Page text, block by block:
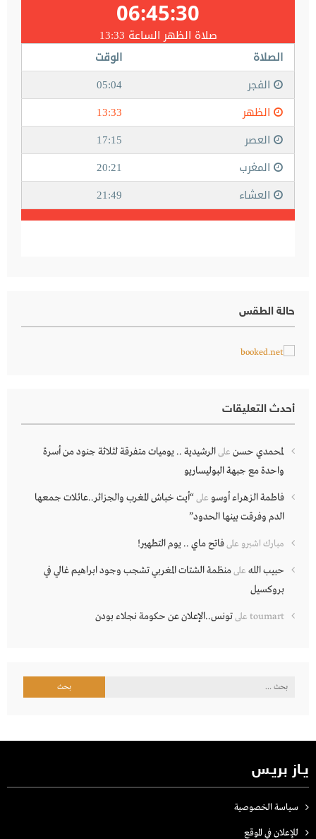
حالة الطقس
أحدث التعليقات
لمحمدي حسن علىالرشيدية .. يوميات متفرقة لثلاثة جنود من أسرة
واحدة مع جبهة البوليساريو
فاطمة الزهراء أوسو على“أيت خباش المغرب والجزائر..عائلات جمعها
الدم وفرقت بينها الحدود”
مبارك اشبرو علىفاتح ماي .. يوم التطهير!
حبيب الله علىمنظمة الشتات المغربي تشجب وجود ابراهيم غالي في
بروكسيل
toumart علىتونس..الإعلان عن حكومة نجلاء بودن
البحث
يـاز بريـس
سياسة الخصوصية
للإعلان في الموقع